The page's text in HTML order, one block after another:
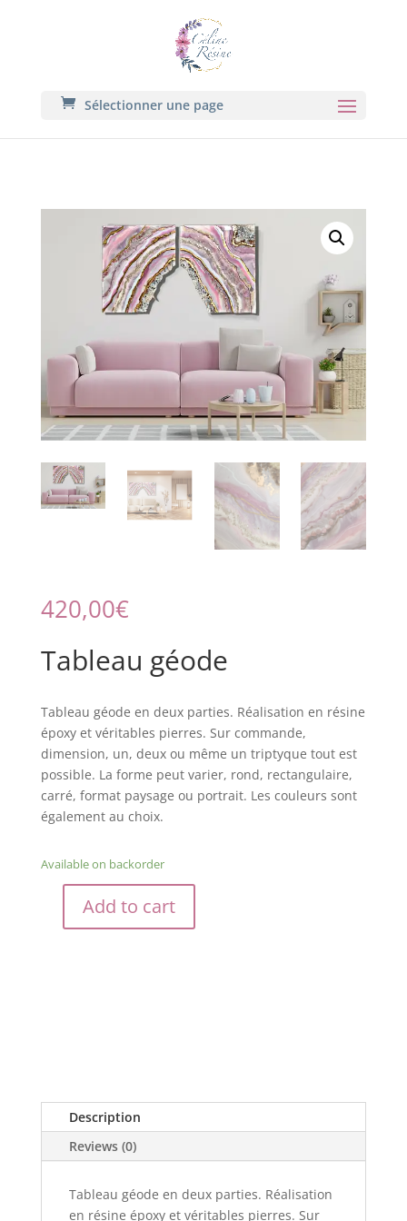
Sélectionner une page
420,00€
Tableau géode
Tableau géode en deux parties. Réalisation en résine
époxy et véritables pierres. Sur commande,
dimension, un, deux ou même un triptyque tout est
possible. La forme peut varier, rond, rectangulaire,
carré, format paysage ou portrait. Les couleurs sont
également au choix.
Available on backorder
Tableau
géode
Add to cart
Description
Reviews (0)
Tableau géode en deux parties. Réalisation
en résine époxy et véritables pierres. Sur